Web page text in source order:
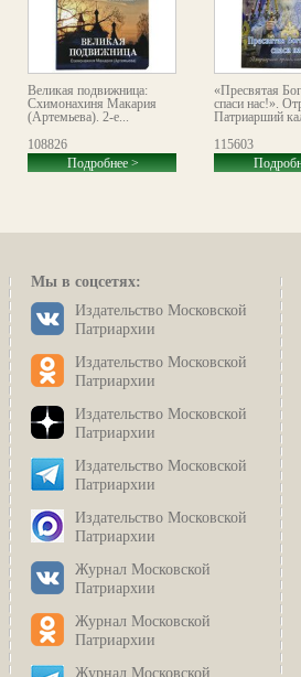
Великая подвижница:
Схимонахиня Макария
(Артемьева). 2-е...
108826
Подробнее >
«Пресвятая
спаси нас!».
Патриарший
115603
Мы в соцсетях:
Издательство Московской
Патриархии
Издательство Московской
Патриархии
Издательство Московской
Патриархии
Издательство Московской
Патриархии
Издательство Московской
Патриархии
Журнал Московской
Патриархии
Журнал Московской
Патриархии
Журнал Московской